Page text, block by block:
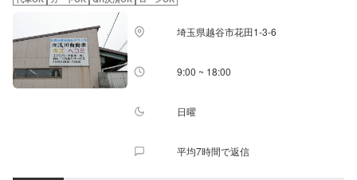
埼玉県越谷市花田1-3-6
9:00 ~ 18:00
日曜
平均7時間で返信